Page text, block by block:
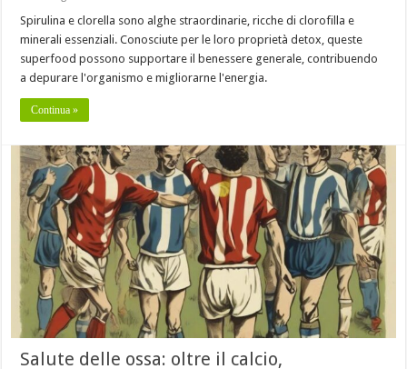
Spirulina e clorella sono alghe straordinarie, ricche di clorofilla e
minerali essenziali. Conosciute per le loro proprietà detox, queste
superfood possono supportare il benessere generale, contribuendo
a depurare l'organismo e migliorarne l'energia.
Continua »
Salute delle ossa: oltre il calcio,